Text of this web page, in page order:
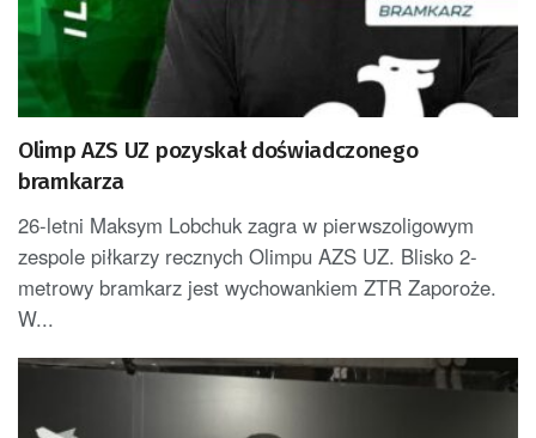
Olimp AZS UZ pozyskał doświadczonego
bramkarza
26-letni Maksym Lobchuk zagra w pierwszoligowym
zespole piłkarzy recznych Olimpu AZS UZ. Blisko 2-
metrowy bramkarz jest wychowankiem ZTR Zaporoże.
W...